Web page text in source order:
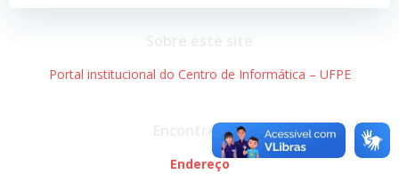
Portal institucional do Centro de Informática – UFPE
Encontre-nos
Endereço